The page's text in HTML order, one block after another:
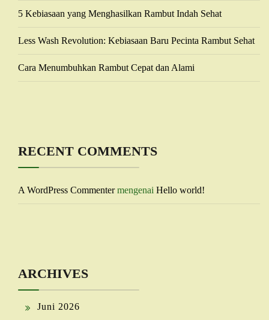
5 Kebiasaan yang Menghasilkan Rambut Indah Sehat
Less Wash Revolution: Kebiasaan Baru Pecinta Rambut Sehat
Cara Menumbuhkan Rambut Cepat dan Alami
RECENT COMMENTS
A WordPress Commentermengenai Hello world!
ARCHIVES
Juni 2026